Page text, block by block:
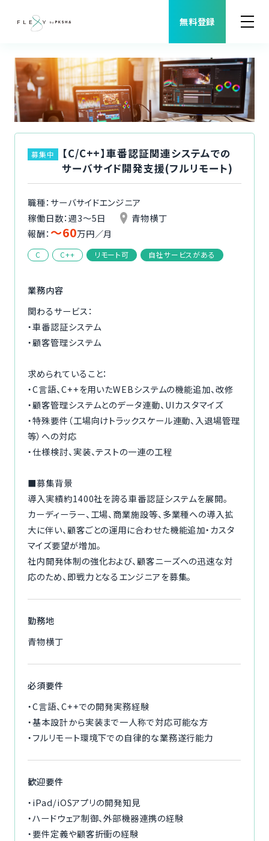
無料登録
案件検索
職種から案件を探す
よくある質問
福利厚生
ご利用者様の声
コーディネーター紹介
法人の方
今すぐ無料で登録
募集中
【C/C++】車番認証関連システムでの
サーバサイド開発支援(フルリモート)
職種：サーバサイドエンジニア
稼働日数：週3〜5日
青物横丁
報酬： 〜60万円／月
C C++ リモート可 自社サービスがある
業務内容
関わるサービス：
・車番認証システム
・顧客管理システム
求められていること：
・C言語、C++を用いたWEBシステムの機能追加、改修
・顧客管理システムとのデータ連動、UIカスタマイズ
・特殊要件（工場向けトラックスケール連動、入退場管理
等）への対応
・仕様検討、実装、テストの一連の工程
■募集背景
導入実績約1400社を誇る車番認証システムを展開。
カーディーラー、工場、商業施設等、多業種への導入拡
大に伴い、顧客ごとの運用に合わせた機能追加・カスタ
マイズ要望が増加。
社内開発体制の強化および、顧客ニーズへの迅速な対
応のため、即戦力となるエンジニアを募集。
勤務地
青物横丁
必須要件
・C言語、C++での開発実務経験
・基本設計から実装まで一人称で対応可能な方
・フルリモート環境下での自律的な業務遂行能力
歓迎要件
・iPad/iOSアプリの開発知見
・ハードウェア制御、外部機器連携の経験
・要件定義や顧客折衝の経験